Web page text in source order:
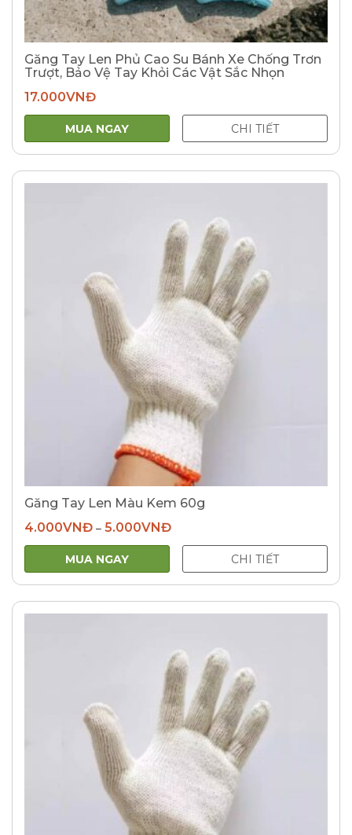
Găng Tay Len Phủ Cao Su Bánh Xe Chống Trơn
Trượt, Bảo Vệ Tay Khỏi Các Vật Sắc Nhọn
17.000VNĐ
MUA NGAY CHI TIẾT
Găng Tay Len Màu Kem 60g
4.000VNĐ– 5.000VNĐ
MUA NGAY CHI TIẾT